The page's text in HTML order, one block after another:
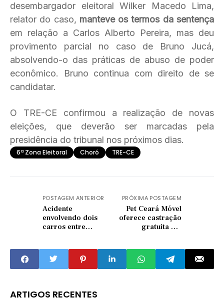
desembargador eleitoral Wilker Macedo Lima,
relator do caso, manteve os termos da sentença
em relação a Carlos Alberto Pereira, mas deu
provimento parcial no caso de Bruno Jucá,
absolvendo-o das práticas de abuso de poder
econômico. Bruno continua com direito de se
candidatar.
O TRE-CE confirmou a realização de novas
eleições, que deverão ser marcadas pela
presidência do tribunal nos próximos dias.
6ª Zona Eleitoral Choró TRE-CE
POSTAGEM ANTERIOR
Acidente
envolvendo dois
carros entre
uma pessoa morta
PRÓXIMA POSTAGEM
Pet Ceará Móvel
oferece castração
gratuita em
setembro
ARTIGOS RECENTES